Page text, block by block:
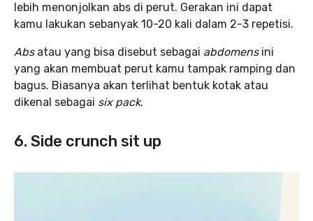
lebih menonjolkan abs di perut. Gerakan ini dapat
kamu lakukan sebanyak 10-20 kali dalam 2-3 repetisi.
Absatau yang bisa disebut sebagai abdomensini
yang akan membuat perut kamu tampak ramping dan
bagus. Biasanya akan terlihat bentuk kotak atau
dikenal sebagai six pack.
6. Side crunch sit up